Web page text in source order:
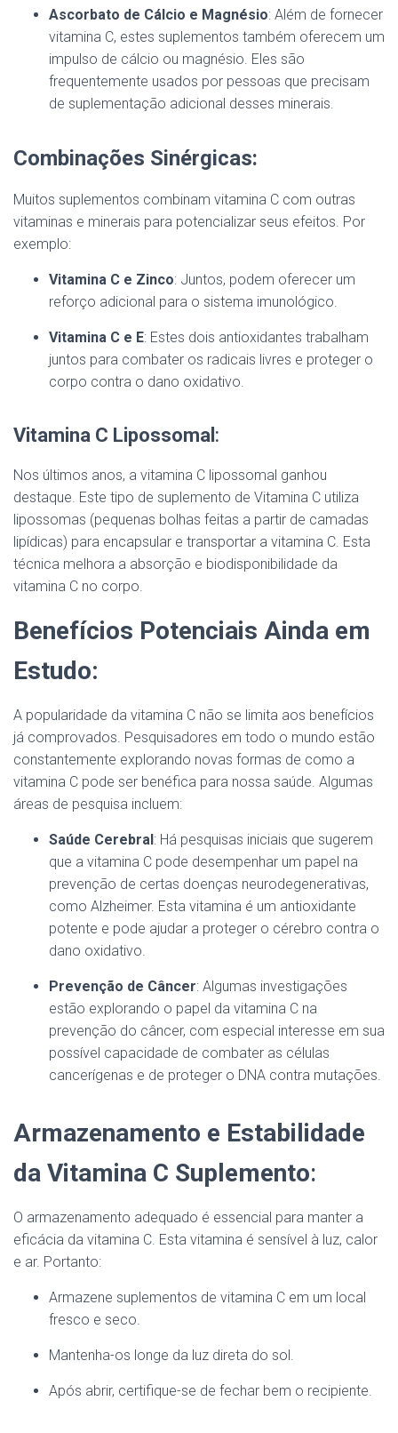
Ascorbato de Cálcio e Magnésio: Além de fornecer
vitamina C, estes suplementos também oferecem um
impulso de cálcio ou magnésio. Eles são
frequentemente usados por pessoas que precisam
de suplementação adicional desses minerais.
Combinações Sinérgicas:
Muitos suplementos combinam vitamina C com outras
vitaminas e minerais para potencializar seus efeitos. Por
exemplo:
Vitamina C e Zinco: Juntos, podem oferecer um
reforço adicional para o sistema imunológico.
Vitamina C e E: Estes dois antioxidantes trabalham
juntos para combater os radicais livres e proteger o
corpo contra o dano oxidativo.
Vitamina C Lipossomal :
Nos últimos anos, a vitamina C lipossomal ganhou
destaque. Este tipo de suplemento de Vitamina C utiliza
lipossomas (pequenas bolhas feitas a partir de camadas
lipídicas) para encapsular e transportar a vitamina C. Esta
técnica melhora a absorção e biodisponibilidade da
vitamina C no corpo.
Benefícios Potenciais Ainda em
Estudo:
A popularidade da vitamina C não se limita aos benefícios
já comprovados. Pesquisadores em todo o mundo estão
constantemente explorando novas formas de como a
vitamina C pode ser benéfica para nossa saúde. Algumas
áreas de pesquisa incluem:
Saúde Cerebral: Há pesquisas iniciais que sugerem
que a vitamina C pode desempenhar um papel na
prevenção de certas doenças neurodegenerativas,
como Alzheimer. Esta vitamina é um antioxidante
potente e pode ajudar a proteger o cérebro contra o
dano oxidativo.
Prevenção de Câncer: Algumas investigações
estão explorando o papel da vitamina C na
prevenção do câncer, com especial interesse em sua
possível capacidade de combater as células
cancerígenas e de proteger o DNA contra mutações.
Armazenamento e Estabilidade
da Vitamina C Suplemento:
O armazenamento adequado é essencial para manter a
eficácia da vitamina C. Esta vitamina é sensível à luz, calor
e ar. Portanto:
Armazene suplementos de vitamina C em um local
fresco e seco.
Mantenha-os longe da luz direta do sol.
Após abrir, certifique-se de fechar bem o recipiente.